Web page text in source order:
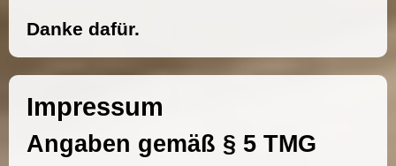
Danke dafür.
Impressum
Angaben gemäß § 5 TMG